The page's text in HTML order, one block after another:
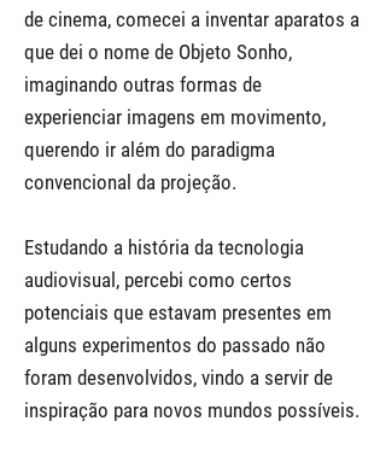
de cinema, comecei a inventar aparatos a
que dei o nome de Objeto Sonho,
imaginando outras formas de
experienciar imagens em movimento,
querendo ir além do paradigma
convencional da projeção.
Estudando a história da tecnologia
audiovisual, percebi como certos
potenciais que estavam presentes em
alguns experimentos do passado não
foram desenvolvidos, vindo a servir de
inspiração para novos mundos possíveis.